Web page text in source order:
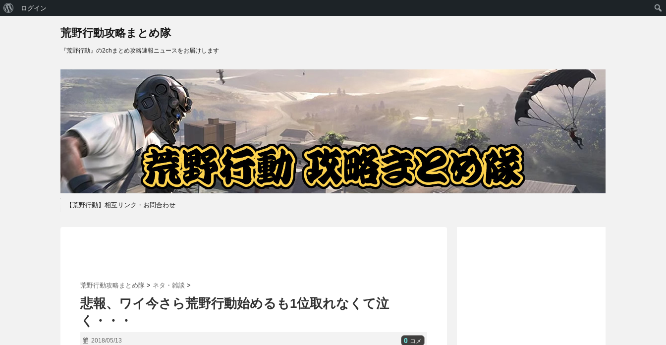
荒野行動攻略まとめ隊
『荒野行動』の2chまとめ攻略速報ニュースをお届けします
【荒野行動】相互リンク・お問合わせ
荒野行動攻略まとめ隊 > ネタ・雑談 >
悲報、ワイ今さら荒野行動始めるも1位取れなくて泣
く・・・
2018/05/13 0 コメ
WordPress
ログイン